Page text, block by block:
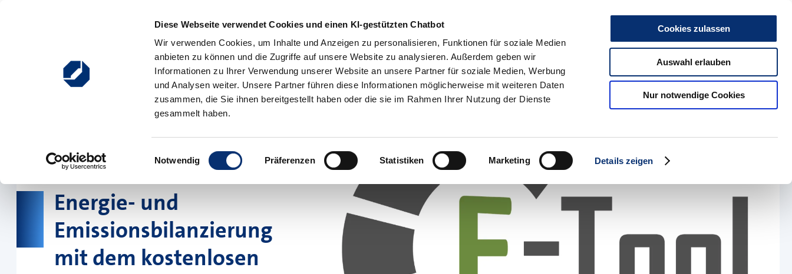
Diese Webseite verwendet Cookies und einen KI-gestützten Chatbot
Wir verwenden Cookies, um Inhalte und Anzeigen zu personalisieren, Funktionen für soziale Medien
anbieten zu können und die Zugriffe auf unsere Website zu analysieren. Außerdem geben wir
Informationen zu Ihrer Verwendung unserer Website an unsere Partner für soziale Medien, Werbung
und Analysen weiter. Unsere Partner führen diese Informationen möglicherweise mit weiteren Daten
zusammen, die Sie ihnen bereitgestellt haben oder die sie im Rahmen Ihrer Nutzung der Dienste
gesammelt haben.
Einwilligungsauswahl
Notwendig Präferenzen Statistiken Marketing Details zeigen
Cookies zulassen
Auswahl erlauben
Nur notwendige Cookies
Presse & Medien Social Media
Ausbildung Existenzgründung Betriebsführung Service-Center Politische Standpunkte
Energie- und
Emissionsbilanzierung
mit dem kostenlosen